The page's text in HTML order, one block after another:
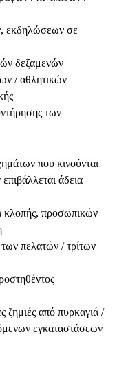
εκδηλώσεων σε
δεξαμενών
/ αθλητικών
των
που κινούνται
άδεια
κλοπής, προσωπικών
πελατών / τρίτων
ζημιές από πυρκαγιά /
εγκαταστάσεων